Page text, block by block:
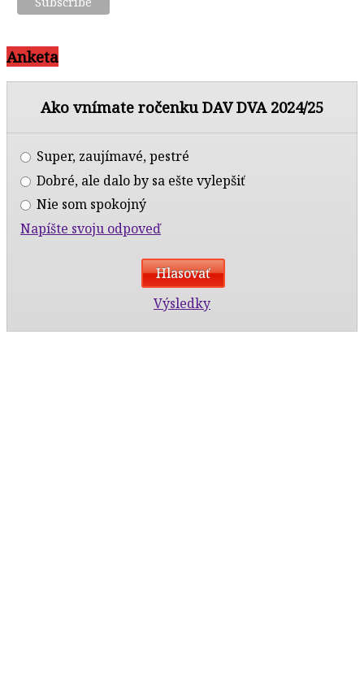
Anketa
Ako vnímate ročenku DAV DVA 2024/25
Super, zaujímavé, pestré
Dobré, ale dalo by sa ešte vylepšiť
Nie som spokojný
Napíšte svoju odpoveď
Výsledky